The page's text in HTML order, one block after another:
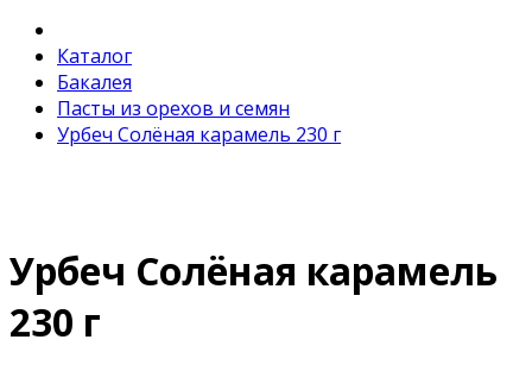
Каталог
Бакалея
Пасты из орехов и семян
Урбеч Солёная карамель 230 г
Урбеч Солёная карамель
230 г